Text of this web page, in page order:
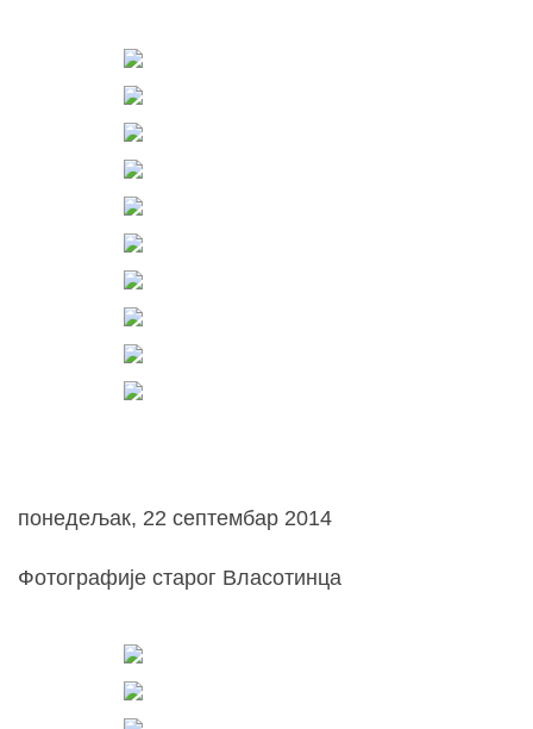
понедељак, 22 септембар 2014
Фотографије старог Власотинца